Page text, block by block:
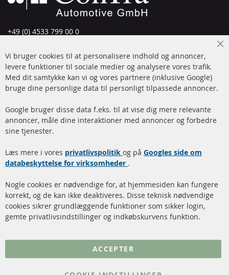
+49 (0) 4533 799 00 0
info@contra-automotive.de
www.contra-automotive.de
Facebook
Instagram
Hurtige links
Dieselpartikelfilter (DPF)
rengøring
Katalysator (KAT)
Sensorer
FAQ
Kundeservice
Betalingsmetoder
Kontakt
Vi bruger cookies til at personalisere indhold og annoncer,
levere funktioner til sociale medier og analysere vores trafik.
Med dit samtykke kan vi og vores partnere (inklusive Google)
bruge dine personlige data til personligt tilpassede annoncer.
Google bruger disse data f.eks. til at vise dig mere relevante
annoncer, måle dine interaktioner med annoncer og forbedre
sine tjenester.
Læs mere i vores privatlivspolitik og på Googles side om
databeskyttelse for virksomheder .
Nogle cookies er nødvendige for, at hjemmesiden kan fungere
korrekt, og de kan ikke deaktiveres. Disse teknisk nødvendige
cookies sikrer grundlæggende funktioner som sikker login,
gemte privatlivsindstillinger og indkøbskurvens funktion.
ACCEPTER